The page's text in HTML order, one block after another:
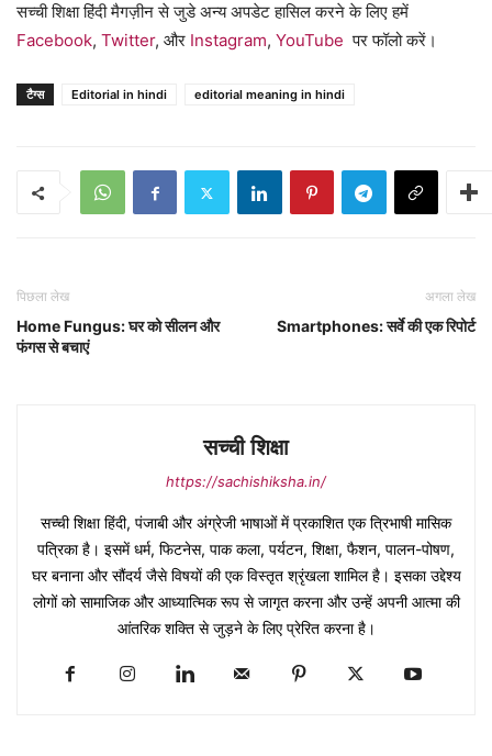
सच्ची शिक्षा हिंदी मैगज़ीन से जुडे अन्य अपडेट हासिल करने के लिए हमें
Facebook, Twitter, और Instagram, YouTube पर फॉलो करें।
टैग्स Editorial in hindi editorial meaning in hindi
पिछला लेख
Home Fungus: घर को सीलन और
फंगस से बचाएं
अगला लेख
Smartphones: सर्वे की एक रिपोर्ट
सच्ची शिक्षा
https://sachishiksha.in/
सच्ची शिक्षा हिंदी, पंजाबी और अंग्रेजी भाषाओं में प्रकाशित एक त्रिभाषी मासिक
पत्रिका है। इसमें धर्म, फिटनेस, पाक कला, पर्यटन, शिक्षा, फैशन, पालन-पोषण,
घर बनाना और सौंदर्य जैसे विषयों की एक विस्तृत श्रृंखला शामिल है। इसका उद्देश्य
लोगों को सामाजिक और आध्यात्मिक रूप से जागृत करना और उन्हें अपनी आत्मा की
आंतरिक शक्ति से जुड़ने के लिए प्रेरित करना है।